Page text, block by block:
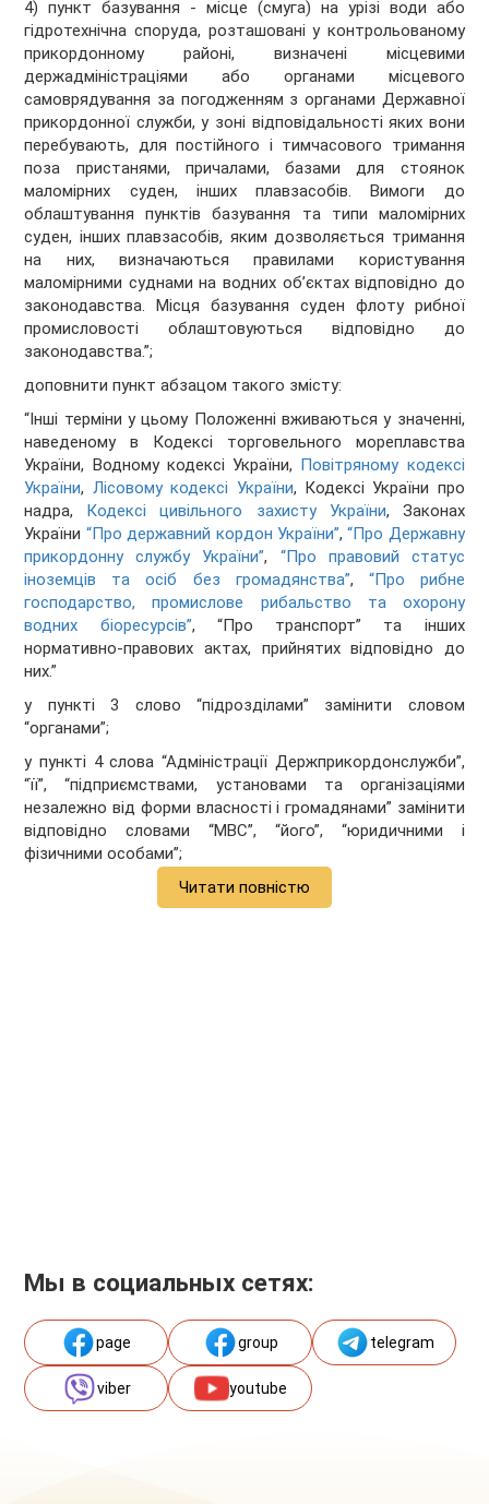
4) пункт базування - місце (смуга) на урізі води або
гідротехнічна споруда, розташовані у контрольованому
прикордонному районі, визначені місцевими
держадміністраціями або органами місцевого
самоврядування за погодженням з органами Державної
прикордонної служби, у зоні відповідальності яких вони
перебувають, для постійного і тимчасового тримання
поза пристанями, причалами, базами для стоянок
маломірних суден, інших плавзасобів. Вимоги до
облаштування пунктів базування та типи маломірних
суден, інших плавзасобів, яким дозволяється тримання
на них, визначаються правилами користування
маломірними суднами на водних об’єктах відповідно до
законодавства. Місця базування суден флоту рибної
промисловості облаштовуються відповідно до
законодавства.”;
доповнити пункт абзацом такого змісту:
“Інші терміни у цьому Положенні вживаються у значенні,
наведеному в Кодексі торговельного мореплавства
України, Водному кодексі України, Повітряному кодексі
України, Лісовому кодексі України, Кодексі України про
надра, Кодексі цивільного захисту України, Законах
України “Про державний кордон України”,“Про Державну
прикордонну службу України”, “Про правовий статус
іноземців та осіб без громадянства”, “Про рибне
господарство, промислове рибальство та охорону
водних біоресурсів”, “Про транспорт” та інших
нормативно-правових актах, прийнятих відповідно до
них.”
у пункті 3 слово “підрозділами” замінити словом
“органами”;
у пункті 4 слова “Адміністрації Держприкордонслужби”,
“її”, “підприємствами, установами та організаціями
незалежно від форми власності і громадянами” замінити
відповідно словами “МВС”, “його”, “юридичними і
фізичними особами”;
Читати повністю
Мы в социальных сетях:
page group telegram
viber youtube